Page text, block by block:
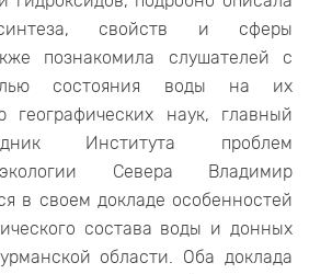
синтеза, свойств и сферы
познакомила слушателей с
состояния воды на их
географических наук, главный
Института проблем
Севера Владимир
в своем докладе особенностей
состава воды и донных
области. Оба доклада